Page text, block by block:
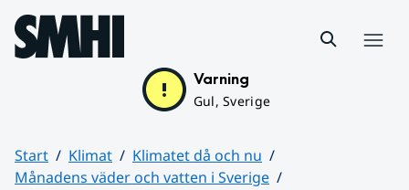
Hoppa till sidans innehåll
Varning
Gul, Sverige
Start Klimat
Klimatet då och nu
Månadens väder och vatten i Sverige